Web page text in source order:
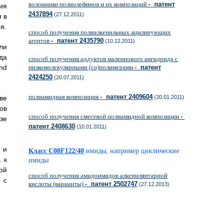
в
и
к
с
волокнами полиолефинов и их композиций - патент
2437894(27.12.2011)
способ получения полиалкенильных ацилирующих
агентов - патент 2435790 (10.12.2011)
способ получения аддуктов малеинового ангидрида с
низкомолекулярными (со)полимерами - патент
2424250 (20.07.2011)
полиамидная композиция - патент 2409604(20.01.2011)
способ получения смесевой полиамидной композиции -
патент 2408630 (10.01.2011)
Класс C08F122/40 имиды, например циклические
имиды
способ получения амидоимидов алкенилянтарной
кислоты (варианты) - патент 2502747 (27.12.2013)